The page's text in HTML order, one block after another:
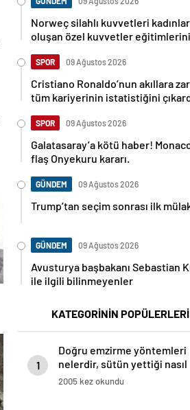
Norweç silahlı kuvvetleri
oluşan özel kuvvetler eğitimlerini
SPOR 09 Ağustos 2026
Cristiano Ronaldo’nun akıllara
tüm kariyerinin istatistiğini
SPOR 09 Ağustos 2026
Galatasaray’a kötü haber!
flaş Onyekuru kararı.
GÜNDEM 09 Ağustos 2026
Trump’tan seçim sonrası ilk
GÜNDEM 09 Ağustos 2026
Avusturya başbakanı Sebastian
ile ilgili bilinmeyenler
KATEGORİNİN POPÜLERLERİ
1
Doğru emzirme yöntemleri
nelerdir, sütün yettiği nasıl
anlaşılır?
2005 kez okundu